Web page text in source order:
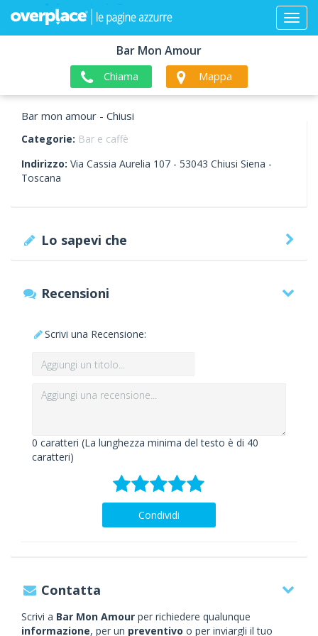
Bar Mon Amour
Chiama Mappa
Bar mon amour - Chiusi
Categorie: Bar e caffè
Indirizzo: Via Cassia Aurelia 107 - 53043 Chiusi Siena -
Toscana
Lo sapevi che
Recensioni
Scrivi una Recensione:
0 caratteri (La lunghezza minima del testo è di 40
caratteri)
Condividi
Contatta
Scrivi a Bar Mon Amour per richiedere qualunque
informazione, per un preventivo o per inviargli il tuo